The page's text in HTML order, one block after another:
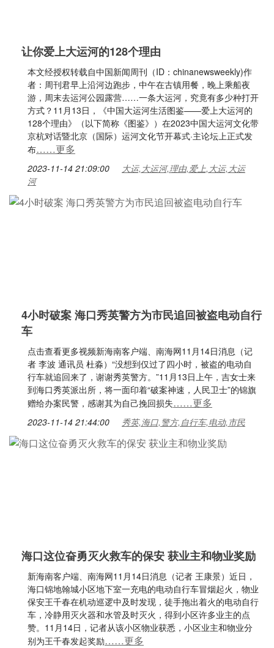
让你爱上大运河的128个理由
本文经授权转载自中国新闻周刊（ID：chinanewsweekly)作
者：周刊君早上沿河边跑步，中午在古镇用餐，晚上乘船夜
游，周末去运河公园露营……一条大运河，究竟有多少种打开
方式？11月13日，《中国大运河生活图鉴——爱上大运河的
128个理由》（以下简称《图鉴》）在2023中国大运河文化带
京杭对话暨北京（国际）运河文化节开幕式·主论坛上正式发
布……更多
2023-11-14 21:09:00
大运,大运河,理由,爱上,大运,大运
河
4小时破案 海口秀英警方为市民追回被盗电动自行
车
点击查看更多视频新海南客户端、南海网11月14日消息（记
者 李波 通讯员 杜淼）“没想到仅过了四小时，被盗的电动自
行车就追回来了，谢谢秀英警方。”11月13日上午，吉女士来
到海口秀英派出所，将一面印着“破案神速，人民卫士”的锦旗
赠给办案民警，感谢其为自己挽回损失……更多
2023-11-14 21:44:00 秀英,海口,警方,自行车,电动,市民
海口这位奋勇灭火救车的保安 获业主和物业奖励
新海南客户端、南海网11月14日消息（记者 王康景）近日，
海口锦地翰城小区地下室一充电的电动自行车冒烟起火，物业
保安王千春在机动巡逻中及时发现，徒手拖出着火的电动自行
车，冷静用灭火器和水管及时灭火，得到小区许多业主的点
赞。11月14日，记者从该小区物业获悉，小区业主和物业分
别为王千春发起奖励……更多